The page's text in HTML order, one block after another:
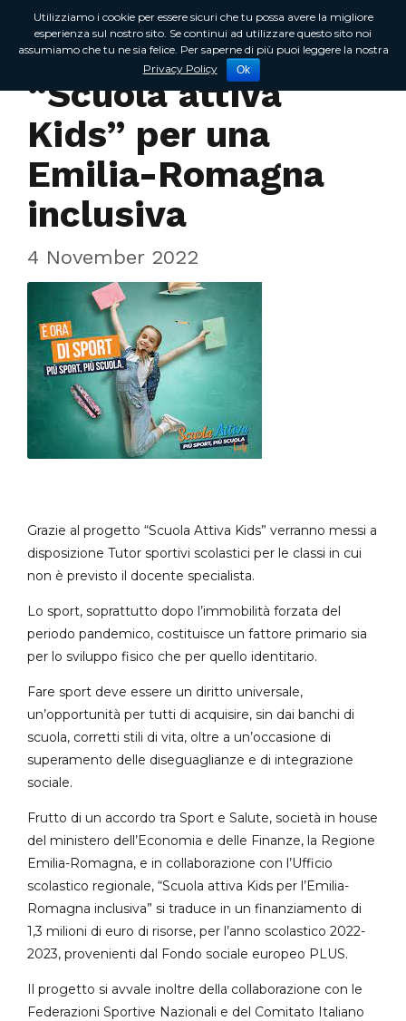
In Regione
“Scuola attiva
Kids” per una
Emilia-Romagna
inclusiva
4 November 2022
Grazie al progetto “Scuola Attiva Kids” verranno messi a
disposizione Tutor sportivi scolastici per le classi in cui
non è previsto il docente specialista.
Lo sport, soprattutto dopo l’immobilità forzata del
periodo pandemico, costituisce un fattore primario sia
per lo sviluppo fisico che per quello identitario.
Fare sport deve essere un diritto universale,
un’opportunità per tutti di acquisire, sin dai banchi di
scuola, corretti stili di vita, oltre a un’occasione di
superamento delle diseguaglianze e di integrazione
sociale.
Frutto di un accordo tra Sport e Salute, società in house
del ministero dell’Economia e delle Finanze, la Regione
Emilia-Romagna, e in collaborazione con l’Ufficio
scolastico regionale, “Scuola attiva Kids per l’Emilia-
Romagna inclusiva” si traduce in un finanziamento di
1,3 milioni di euro di risorse, per l’anno scolastico 2022-
2023, provenienti dal Fondo sociale europeo PLUS.
Il progetto si avvale inoltre della collaborazione con le
Federazioni Sportive Nazionali e del Comitato Italiano
Utilizziamo i cookie per essere sicuri che tu possa avere la migliore
esperienza sul nostro sito. Se continui ad utilizzare questo sito noi
assumiamo che tu ne sia felice. Per saperne di più puoi leggere la nostra
Privacy Policy
Ok